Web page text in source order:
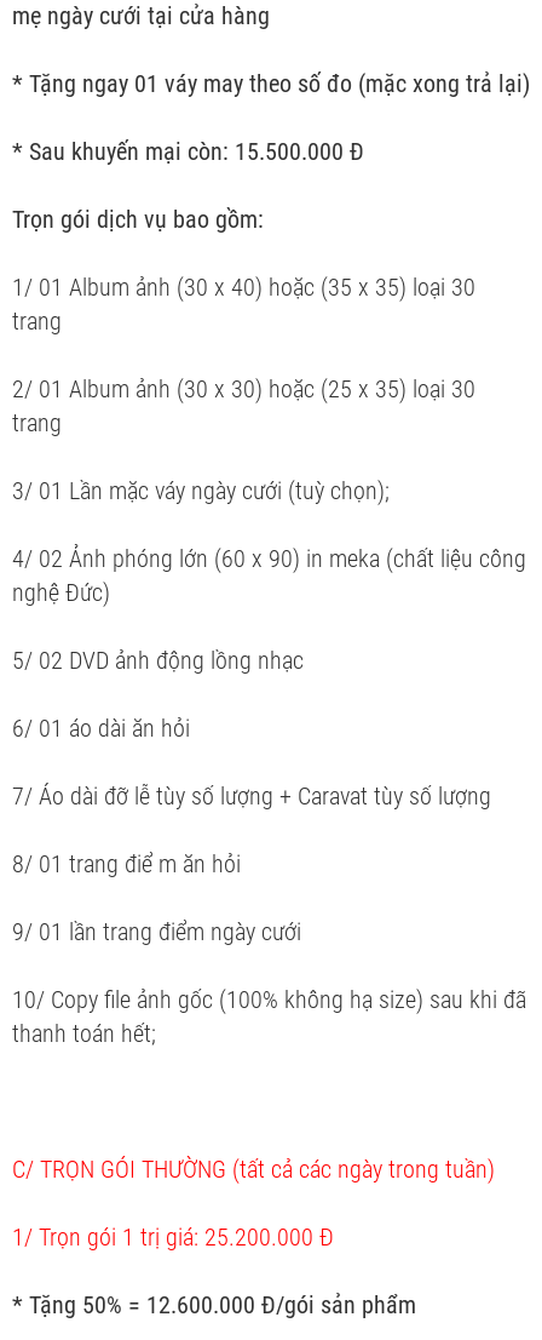
mẹ ngày cưới tại cửa hàng
* Tặng ngay 01 váy may theo số đo (mặc xong trả lại)
* Sau khuyến mại còn: 15.500.000 Đ
Trọn gói dịch vụ bao gồm:
1/ 01 Album ảnh (30 x 40) hoặc (35 x 35) loại 30
trang
2/ 01 Album ảnh (30 x 30) hoặc (25 x 35) loại 30
trang
3/ 01 Lần mặc váy ngày cưới (tuỳ chọn);
4/ 02 Ảnh phóng lớn (60 x 90) in meka (chất liệu công
nghệ Đức)
5/ 02 DVD ảnh động lồng nhạc
6/ 01 áo dài ăn hỏi
7/ Áo dài đỡ lễ tùy số lượng + Caravat tùy số lượng
8/ 01 trang điể m ăn hỏi
9/ 01 lần trang điểm ngày cưới
10/ Copy file ảnh gốc (100% không hạ size) sau khi đã
thanh toán hết;
C/ TRỌN GÓI THƯỜNG (tất cả các ngày trong tuần)
1/ Trọn gói 1 trị giá: 25.200.000 Đ
* Tặng 50% = 12.600.000 Đ/gói sản phẩm